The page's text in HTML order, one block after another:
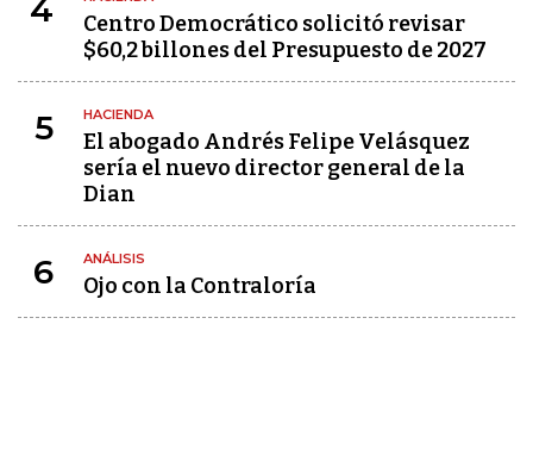
4
Centro Democrático solicitó revisar
$60,2 billones del Presupuesto de 2027
5 HACIENDA
El abogado Andrés Felipe Velásquez
sería el nuevo director general de la
Dian
6 ANÁLISIS
Ojo con la Contraloría